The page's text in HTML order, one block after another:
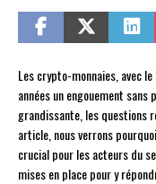
Les crypto-monnaies, avec
années un engouement
grandissante, les questions
article, nous verrons
crucial pour les acteurs du
mises en place pour y